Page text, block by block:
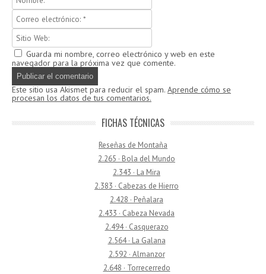
Guarda mi nombre, correo electrónico y web en este
navegador para la próxima vez que comente.
Este sitio usa Akismet para reducir el spam. Aprende cómo se
procesan los datos de tus comentarios.
FICHAS TÉCNICAS
Reseñas de Montaña
2.265 · Bola del Mundo
2.343 · La Mira
2.383 · Cabezas de Hierro
2.428 · Peñalara
2.433 · Cabeza Nevada
2.494 · Casquerazo
2.564 · La Galana
2.592 · Almanzor
2.648 · Torrecerredo